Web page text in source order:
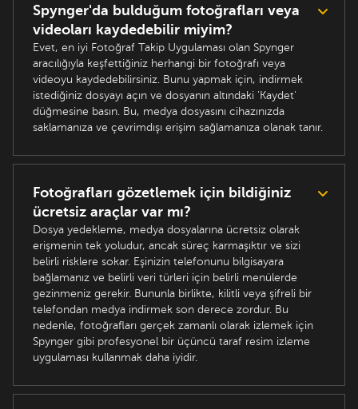
Spynger'da bulduğum fotoğrafları veya
videoları kaydedebilir miyim?
Evet, en iyi Fotoğraf Takip Uygulaması olan Spynger
aracılığıyla keşfettiğiniz herhangi bir fotoğrafı veya
videoyu kaydedebilirsiniz. Bunu yapmak için, indirmek
istediğiniz dosyayı açın ve dosyanın altındaki 'Kaydet'
düğmesine basın. Bu, medya dosyasını cihazınızda
saklamanıza ve çevrimdışı erişim sağlamanıza olanak tanır.
Fotoğrafları gözetlemek için bildiğiniz
ücretsiz araçlar var mı?
Dosya yedekleme, medya dosyalarına ücretsiz olarak
erişmenin tek yoludur, ancak süreç karmaşıktır ve sizi
belirli risklere sokar. Eşinizin telefonunu bilgisayara
bağlamanız ve belirli veri türleri için belirli menülerde
gezinmeniz gerekir. Bununla birlikte, kilitli veya şifreli bir
telefondan medya indirmek son derece zordur. Bu
nedenle, fotoğrafları gerçek zamanlı olarak izlemek için
Spynger gibi profesyonel bir üçüncü taraf resim izleme
uygulaması kullanmak daha iyidir.